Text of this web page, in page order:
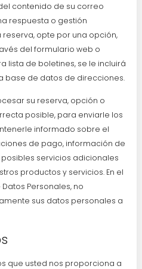
contenido de su correo
respuesta o gestión
opte por una opción,
del formulario web o
lista de boletines, se le incluirá
base de datos de direcciones.
su reserva, opción o
posible, para enviarle los
informado sobre el
de pago, información de
servicios adicionales
productos y servicios. En el
Personales, no
sus datos personales a
que usted nos proporciona a